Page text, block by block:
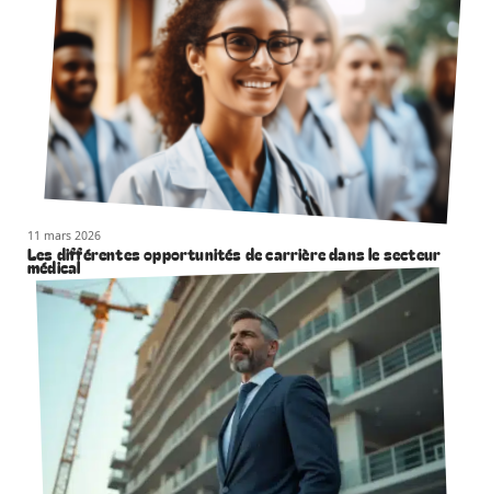
11 mars 2026
Les différentes opportunités de carrière dans le secteur
médical